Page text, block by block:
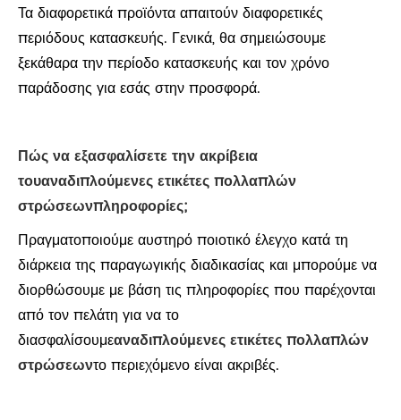
Τα διαφορετικά προϊόντα απαιτούν διαφορετικές
περιόδους κατασκευής. Γενικά, θα σημειώσουμε
ξεκάθαρα την περίοδο κατασκευής και τον χρόνο
παράδοσης για εσάς στην προσφορά.
Πώς να εξασφαλίσετε την ακρίβεια
τουαναδιπλούμενες ετικέτες πολλαπλών
στρώσεωνπληροφορίες;
Πραγματοποιούμε αυστηρό ποιοτικό έλεγχο κατά τη
διάρκεια της παραγωγικής διαδικασίας και μπορούμε να
διορθώσουμε με βάση τις πληροφορίες που παρέχονται
από τον πελάτη για να το
διασφαλίσουμεαναδιπλούμενες ετικέτες πολλαπλών
στρώσεωντο περιεχόμενο είναι ακριβές.